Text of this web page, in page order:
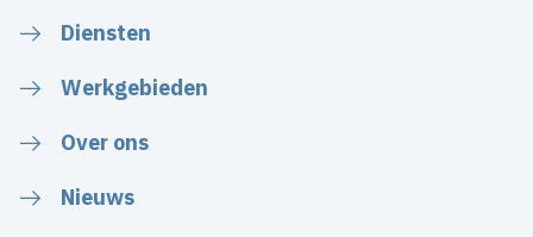
Diensten
Werkgebieden
Over ons
Nieuws